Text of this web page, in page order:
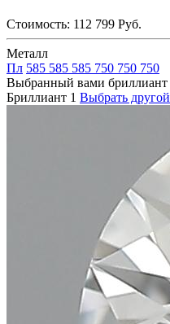
Стоимость: 112 799 Руб.
Металл
Пл 585 585 585 750 750 750
Выбранный вами бриллиант
Бриллиант 1 Выбрать другой